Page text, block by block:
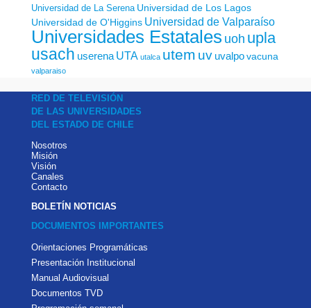
Universidad de La Serena Universidad de Los Lagos
Universidad de O'Higgins Universidad de Valparaíso
Universidades Estatales uoh upla
usach userena UTA utalca utem uv uvalpo vacuna
valparaiso
RED DE TELEVISIÓN
DE LAS UNIVERSIDADES
DEL ESTADO DE CHILE
Nosotros
Misión
Visión
Canales
Contacto
BOLETÍN NOTICIAS
DOCUMENTOS IMPORTANTES
Orientaciones Programáticas
Presentación Institucional
Manual Audiovisual
Documentos TVD